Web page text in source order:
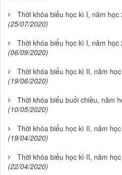
Thời khóa biểu học kì I, năm
(25/07/2020)
Thời khóa biểu học kì I, năm
(06/09/2020)
Thời khóa biểu học kì II, năm
(19/06/2020)
Thời khóa biểu buổi chiều, năm
(10/05/2020)
Thời khóa biểu học kì II, năm
(19/04/2020)
Thời khóa biểu học kì II, năm
(22/04/2020)